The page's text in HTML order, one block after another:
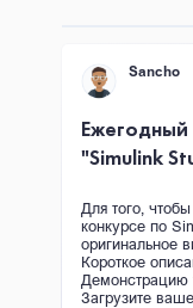
Sancho
Ежегодный
"Simulink
Для того,
конкурсе по
оригинальное
Короткое
Демонстрацию
Загрузите